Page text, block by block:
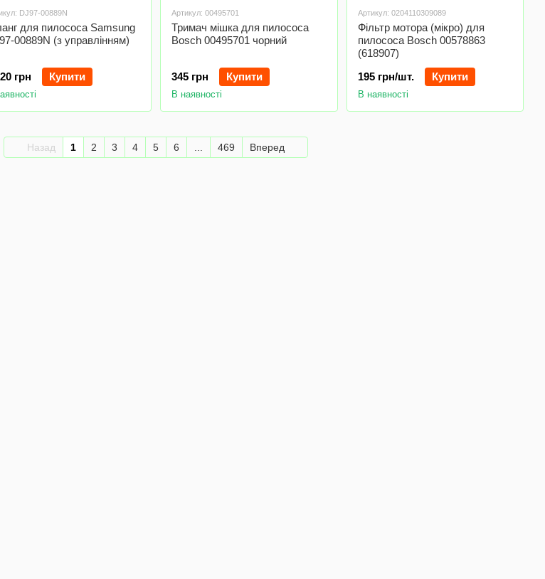
DJ97-00889N
для пилососа Samsung
00889N (з управлінням)
грн Купити
Артикул: 00495701
Тримач мішка для пилососа
Bosch 00495701 чорний
345 грн Купити
В наявності
Артикул: 0204110309089
Фільтр мотора (мікро) для
пилососа Bosch 00578863
(618907)
195 грн/шт.
Купити
В наявності
Назад 1 2 3 4 5 6 469 Вперед